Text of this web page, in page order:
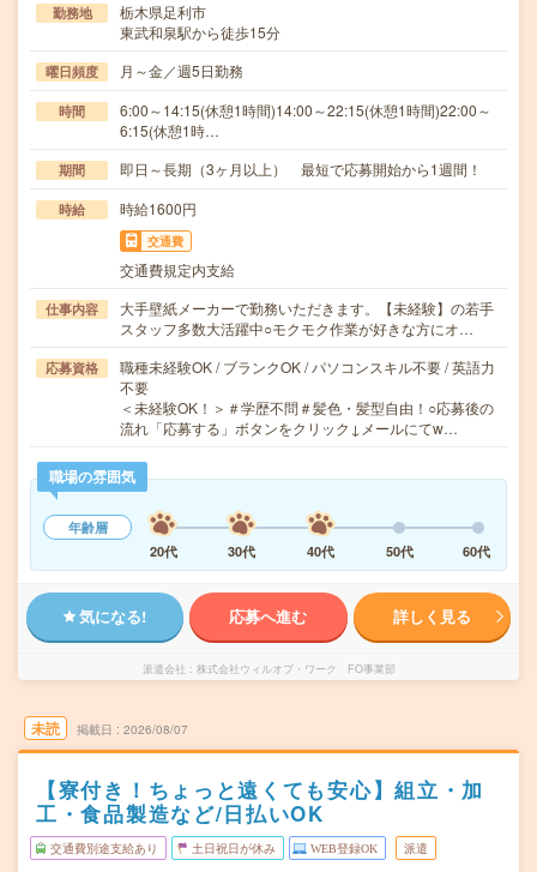
勤務地
栃木県足利市
東武和泉駅から徒歩15分
曜日頻度 月～金／週5日勤務
時間
6:00～14:15(休憩1時間)14:00～22:15(休憩1時間)22:00～
6:15(休憩1時…
期間 即日～長期（3ヶ月以上） 最短で応募開始から1週間！
時給 時給1600円
交通費
交通費規定内支給
仕事内容
大手壁紙メーカーで勤務いただきます。【未経験】の若手
スタッフ多数大活躍中○モクモク作業が好きな方にオ…
応募資格
職種未経験OK / ブランクOK / パソコンスキル不要 / 英語力
不要
＜未経験OK！＞＃学歴不問＃髪色・髪型自由！○応募後の
流れ「応募する」ボタンをクリック↓メールにてw…
職場の雰囲気
年齢層
20代
30代 40代 50代 60代
気になる! 応募へ進む 詳しく見る
派遣会社 株式会社ウィルオブ・ワーク FO事業部
未読 掲載日 2026/08/07
【寮付き！ちょっと遠くても安心】組立・加
工・食品製造など/日払いOK
交通費別途支給あり 土日祝日が休み WEB登録OK 派遣